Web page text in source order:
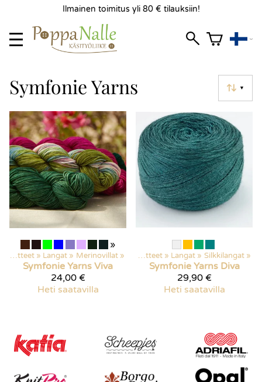
Ilmainen toimitus yli 80 € tilauksiin!
▼
Symfonie Yarns
»
Kaikki tuotteet ‪» Langat ‪» Merinovillat ‪»
Symfonie Yarns Viva
24,00 €
Heti saatavilla
Kaikki tuotteet ‪» Langat ‪» Silkkilangat ‪»
Symfonie Yarns Diva
29,90 €
Heti saatavilla